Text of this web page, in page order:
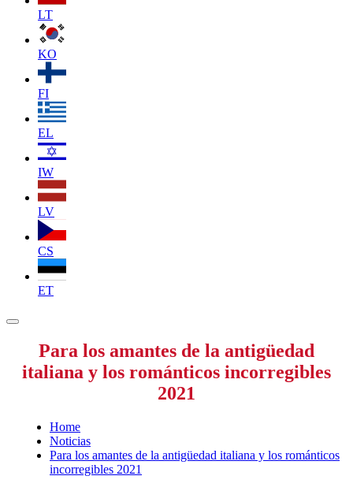
LT
KO
FI
EL
IW
LV
CS
ET
Para los amantes de la antigüedad
italiana y los románticos incorregibles
2021
Home
Noticias
Para los amantes de la antigüedad italiana y los románticos
incorregibles 2021